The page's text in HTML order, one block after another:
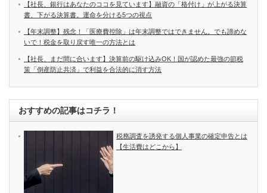
【社長、銀行はあなたのココを見ています】融資の「格付け」が上がる決算
書、下がる決算書。運命を分ける5つの視点
【年末調整】残念！「医療費控除」は年末調整ではできません。でも諦めな
いで！税金を取り戻す唯一の方法とは
【社長、まだ間に合います】決算前の駆け込みOK！国が認めた最強の節税
策「倒産防止共済」で利益を合法的に消す方法
おすすめの記事はコチラ！
税務調査を誘発する個人事業の確定申告とは
【生活費はどこから】